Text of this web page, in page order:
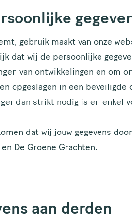
gebruik maakt van onze
dat wij de persoonlijke
van ontwikkelingen en om
opgeslagen in een
dan strikt nodig is en enkel
dat wij jouw gegevens
De Groene Grachten.
aan derden